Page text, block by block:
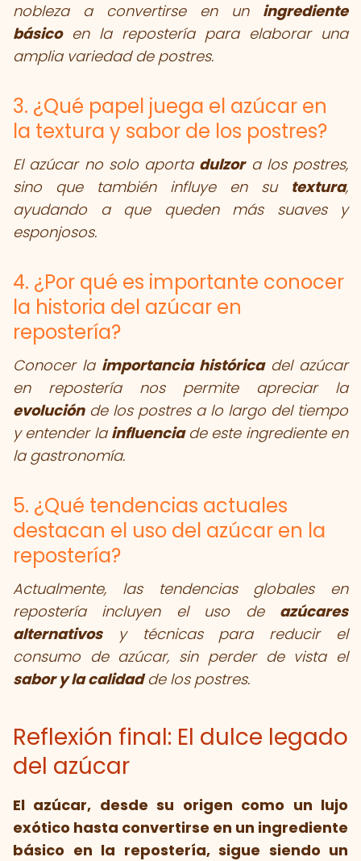
nobleza a convertirse en un ingrediente
básicoen la repostería para elaborar una
amplia variedad de postres.
3. ¿Qué papel juega el azúcar en
la textura y sabor de los postres?
El azúcar no solo aporta dulzora los postres,
sino que también influye en su textura,
ayudando a que queden más suaves y
esponjosos.
4. ¿Por qué es importante conocer
la historia del azúcar en
repostería?
Conocer la importancia históricadel azúcar
en repostería nos permite apreciar la
evoluciónde los postres a lo largo del tiempo
y entender la influenciade este ingrediente en
la gastronomía.
5. ¿Qué tendencias actuales
destacan el uso del azúcar en la
repostería?
Actualmente, las tendencias globales en
repostería incluyen el uso de azúcares
alternativosy técnicas para reducir el
consumo de azúcar, sin perder de vista el
sabor y la calidadde los postres.
Reflexión final: El dulce legado
del azúcar
El azúcar, desde su origen como un lujo
exótico hasta convertirse en un ingrediente
básico en la repostería, sigue siendo un